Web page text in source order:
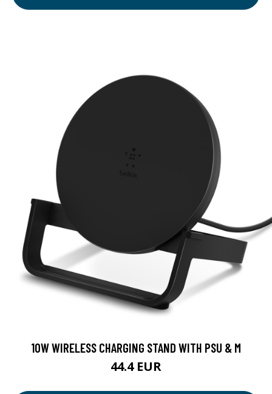
10W WIRELESS CHARGING STAND WITH PSU & M
44.4 EUR